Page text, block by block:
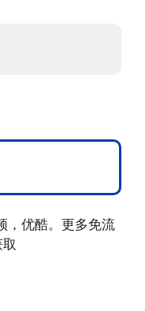
，优酷。更多免流